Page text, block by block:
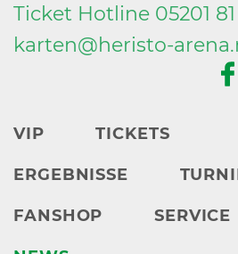
Ticket Hotline 05201
karten@heristo-arena.
VIP TICKETS
ERGEBNISSE
FANSHOP SERVICE